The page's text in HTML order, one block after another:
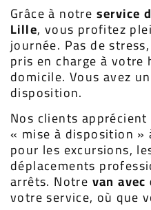
Grâce à notre service
Lille, vous profitez
journée. Pas de
pris en charge à
domicile. Vous avez
disposition.
Nos clients
« mise à disposition »
pour les excursions,
déplacements
arrêts. Notre van
votre service, où que